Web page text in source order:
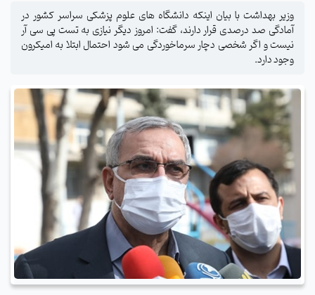
وزیر بهداشت با بیان اینکه دانشگاه های علوم پزشکی سراسر کشور در
آمادگی صد درصدی قرار دارند، گفت: امروز دیگر نیازی به تست پی سی آر
نیست و اگر شخصی دچار سرماخوردگی می شود احتمال ابتلا به امیکرون
وجود دارد.